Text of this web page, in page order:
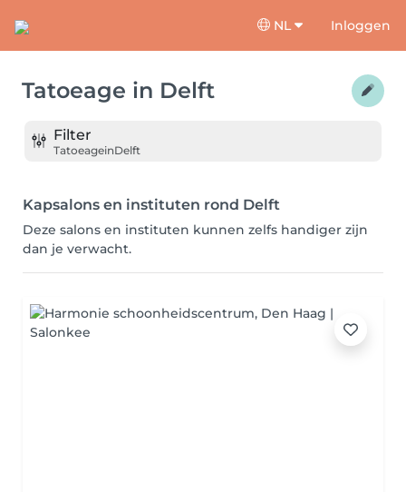
NL Inloggen
Tatoeage in Delft
Filter
TatoeageinDelft
Kapsalons en instituten rond Delft
Deze salons en instituten kunnen zelfs handiger zijn
dan je verwacht.